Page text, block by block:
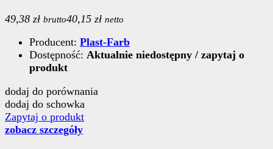
49,38 zł brutto40,15 zł netto
Producent: Plast-Farb
Dostępność: Aktualnie niedostępny / zapytaj o
produkt
dodaj do porównania
dodaj do schowka
Zapytaj o produkt
zobacz szczegóły